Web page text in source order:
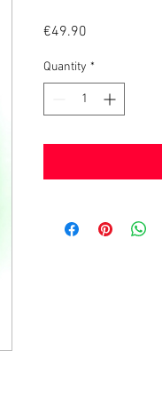
€49.90
Quantity *